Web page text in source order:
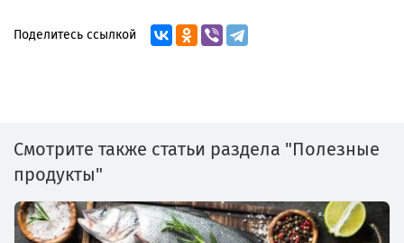
Поделитесь ссылкой
Смотрите также статьи раздела "Полезные
продукты"